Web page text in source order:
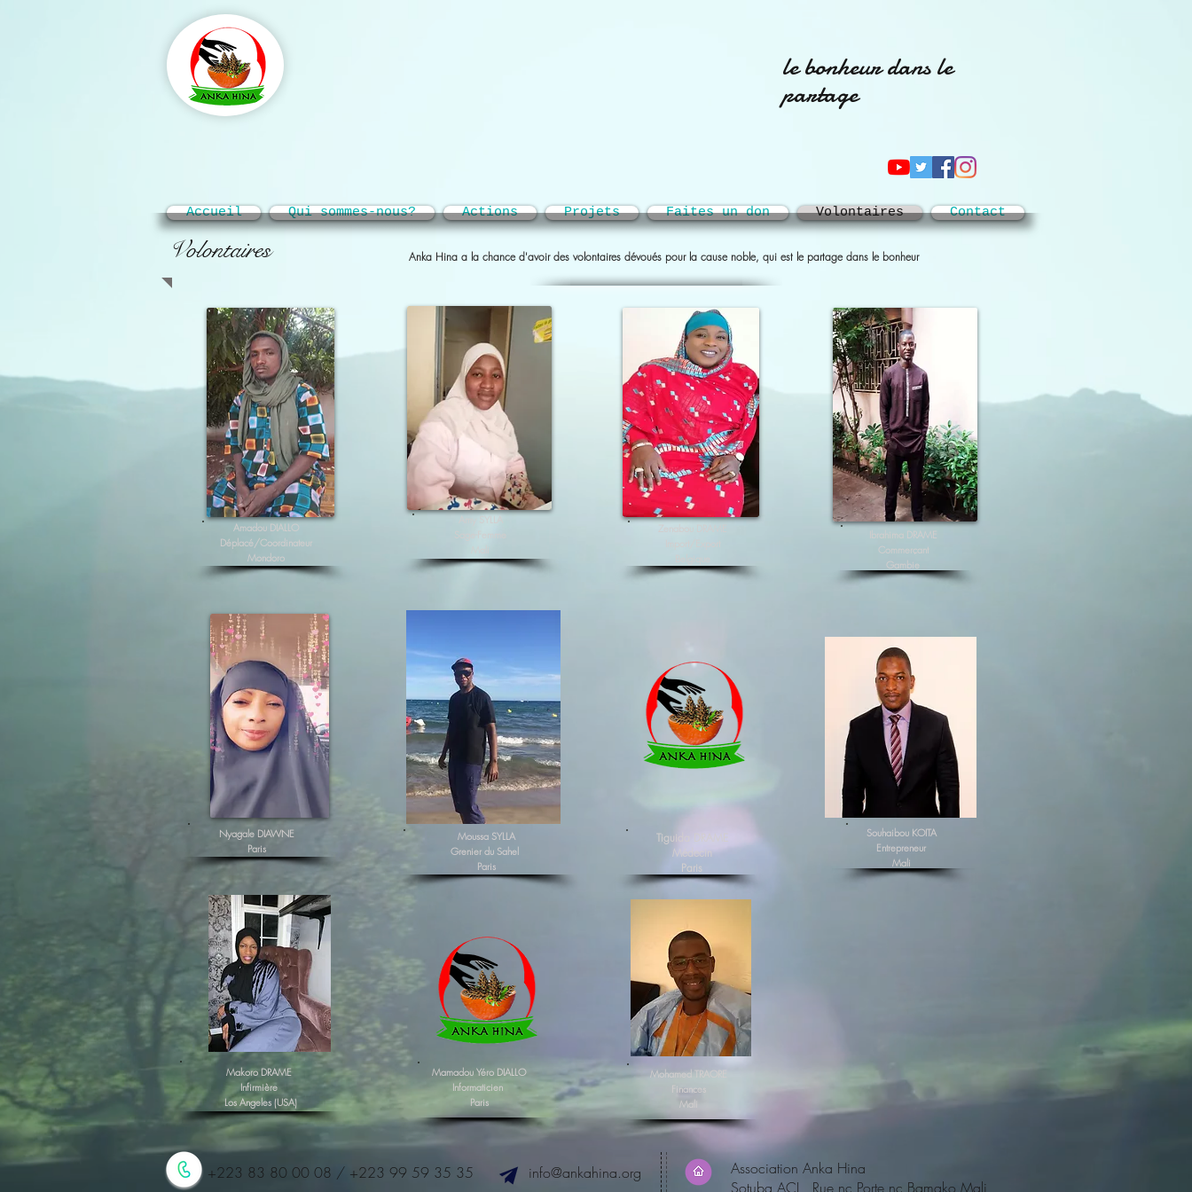
le bonheur dans le
partage
Accueil Qui sommes-nous? Actions Projets Faites un don Volontaires Contact
Volontaires
Amadou DIALLO
Déplacé/Coordinateur
Mondoro
Nyagale DIAWNE
Paris
Makoro DRAME
Infirmière
Los Angeles (USA)
Anka Hina a la chance d'avoir des volontaires dévoués pour la cause noble, qui est le partage dans le bonheur
Amy SYLLA
Sage-Femme
Ibrahima DRAME
Commerçant
Gambie
Moussa SYLLA
Grenier du Sahel
Paris
Mamadou Yéro DIALLO
Informaticien
Paris
Tiguida DRAME
Médecin
Paris
Mohamed TRAORE
Finances
Mali
Souhaibou KOITA
Entrepreneur
Mali
+223 83 80 00 08 / +223 99 59 35 35 ​ info@ankahina.org
Association Anka Hina
Sotuba ACI Rue nc Porte nc Bamako Mali